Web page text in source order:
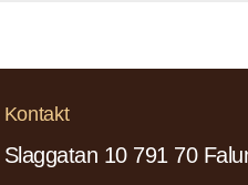
Kontakt
Slaggatan 10 791 70